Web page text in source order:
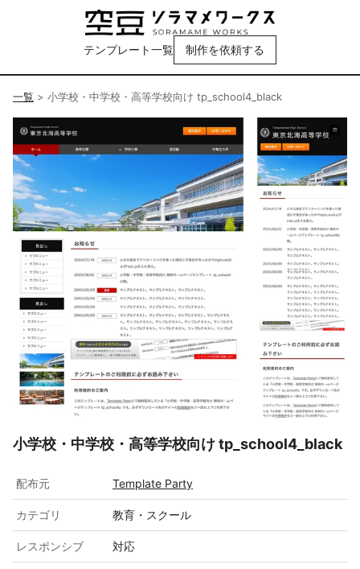
テンプレート一覧 制作を依頼する
一覧 > 小学校・中学校・高等学校向け tp_school4_black
小学校・中学校・高等学校向け tp_school4_black
配布元 Template Party
カテゴリ 教育・スクール
レスポンシブ 対応